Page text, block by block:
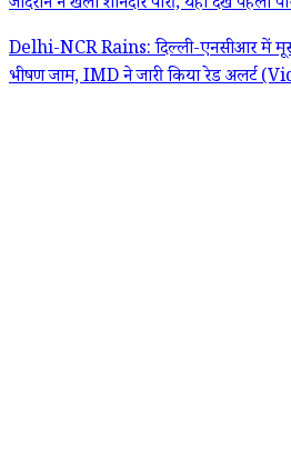
Delhi-NCR Rains: दिल्ली-एनसीआर में
भीषण जाम, IMD ने जारी किया रेड अलर्ट